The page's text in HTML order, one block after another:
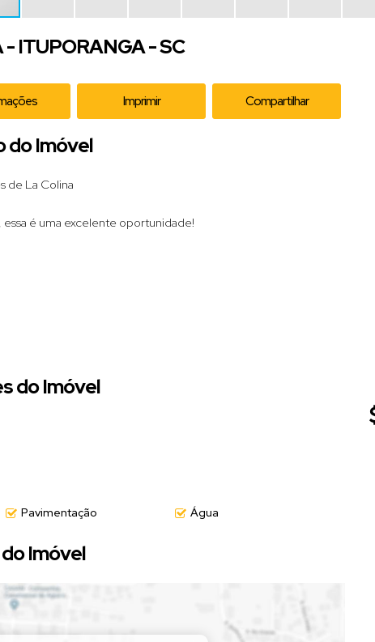
ITUPORANGA - SC
Imprimir Compartilhar
do Imóvel
de La Colina
é uma excelente oportunidade!
quem busca conforto, praticidade e qualidade de vida.
do Imóvel
Pavimentação Água
Imóvel